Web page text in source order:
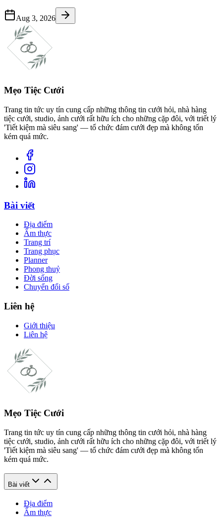
Aug 3, 2026
Mẹo Tiệc Cưới
Trang tin tức uy tín cung cấp những thông tin cưới hỏi, nhà hàng
tiệc cưới, studio, ảnh cưới rất hữu ích cho những cặp đôi, với triết lý
'Tiết kiệm mà siêu sang' — tổ chức đám cưới đẹp mà không tốn
kém quá mức.
Bài viết
Địa điểm
Ẩm thực
Trang trí
Trang phục
Planner
Phong thuỷ
Đời sống
Chuyển đổi số
Liên hệ
Giới thiệu
Liên hệ
Mẹo Tiệc Cưới
Trang tin tức uy tín cung cấp những thông tin cưới hỏi, nhà hàng
tiệc cưới, studio, ảnh cưới rất hữu ích cho những cặp đôi, với triết lý
'Tiết kiệm mà siêu sang' — tổ chức đám cưới đẹp mà không tốn
kém quá mức.
Bài viết
Địa điểm
Ẩm thực